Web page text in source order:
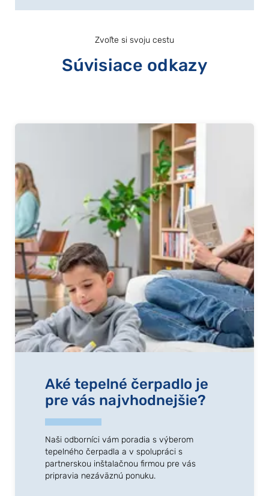
Zvoľte si svoju cestu
Súvisiace odkazy
Aké tepelné čerpadlo je
pre vás najvhodnejšie?
Naši odborníci vám poradia s výberom
tepelného čerpadla a v spolupráci s
partnerskou inštalačnou firmou pre vás
pripravia nezáväznú ponuku.